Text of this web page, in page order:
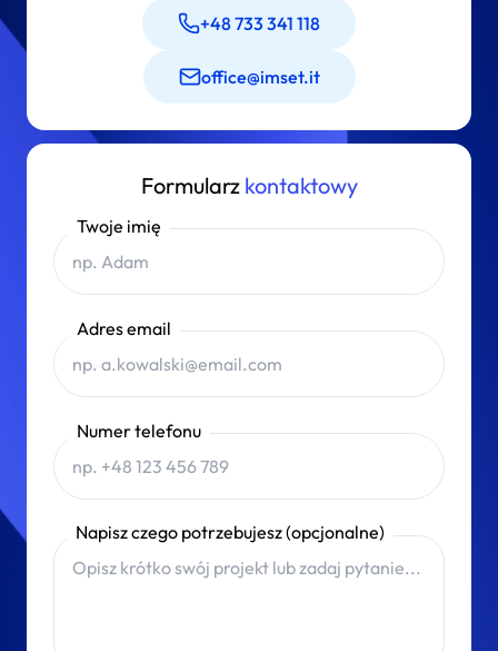
+48 733 341 118
office@imset.it
Formularz kontaktowy
Twoje imię
Adres email
Numer telefonu
Napisz czego potrzebujesz (opcjonalne)